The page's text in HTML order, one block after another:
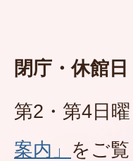
閉庁・休館日
第2・第4日
案内」 をご覧